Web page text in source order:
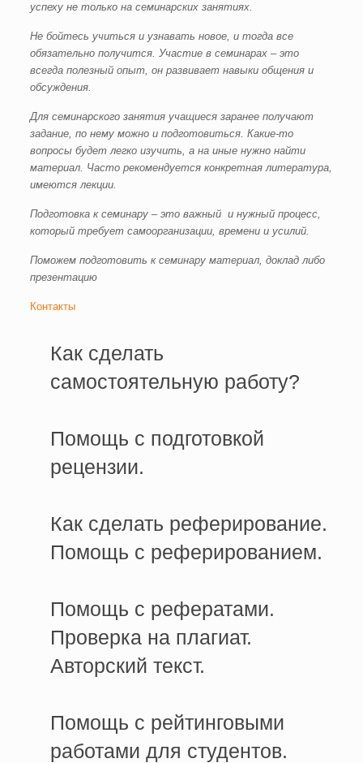
успеху не только на семинарских занятиях.
Не бойтесь учиться и узнавать новое, и тогда все
обязательно получится. Участие в семинарах – это
всегда полезный опыт, он развивает навыки общения и
обсуждения.
Для семинарского занятия учащиеся заранее получают
задание, по нему можно и подготовиться. Какие-то
вопросы будет легко изучить, а на иные нужно найти
материал. Часто рекомендуется конкретная литература,
имеются лекции.
Подготовка к семинару – это важный и нужный процесс,
который требует самоорганизации, времени и усилий.
Поможем подготовить к семинару материал, доклад либо
презентацию
Контакты
Как сделать
самостоятельную работу?
Помощь с подготовкой
рецензии.
Как сделать реферирование.
Помощь с реферированием.
Помощь с рефератами.
Проверка на плагиат.
Авторский текст.
Помощь с рейтинговыми
работами для студентов.